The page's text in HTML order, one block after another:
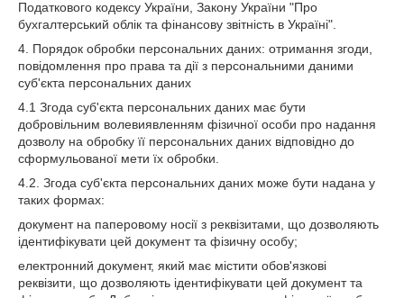
Податкового кодексу України, Закону України "Про
бухгалтерський облік та фінансову звітність в Україні".
4. Порядок обробки персональних даних: отримання згоди,
повідомлення про права та дії з персональними даними
суб'єкта персональних даних
4.1 Згода суб'єкта персональних даних має бути
добровільним волевиявленням фізичної особи про надання
дозволу на обробку її персональних даних відповідно до
сформульованої мети їх обробки.
4.2. Згода суб'єкта персональних даних може бути надана у
таких формах:
документ на паперовому носії з реквізитами, що дозволяють
ідентифікувати цей документ та фізичну особу;
електронний документ, який має містити обов'язкові
реквізити, що дозволяють ідентифікувати цей документ та